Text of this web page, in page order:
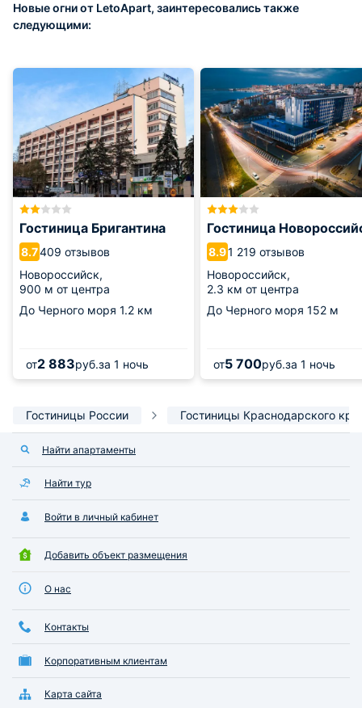
Новые огни от LetoApart, заинтересовались также
следующими:
Гостиница Бригантина
8.7409 отзывов
Новороссийск,
900 м от центра
До Черного моря 1.2 км
от2 883руб.за 1 ночь
Гостиница
8.91 219 отзывов
Новороссийск,
2.3 км от центра
До Черного моря 152 м
от5 700руб.за 1 ночь
Гостиницы России Гостиницы Краснодарского
Найти апартаменты
Найти тур
Войти в личный кабинет
Добавить объект размещения
О нас
Контакты
Корпоративным клиентам
Карта сайта